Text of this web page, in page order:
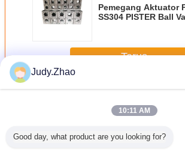
Pemegang Aktuator
SS304 PISTER Ball
Terus
LebihAksesori Katup Pneumatik
Judy.Zhao
10:11 AM
Good day, what product are you looking for?